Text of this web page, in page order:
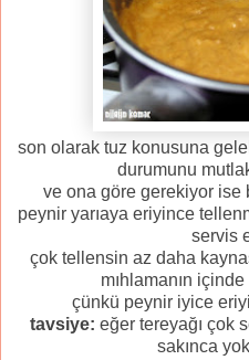
son olarak tuz konusuna
durumunu
ve ona göre gerekiyor ise
peynir yarıaya eriyince
servis
çok tellensin az daha
mıhlamanın
çünkü peynir iyice
tavsiye: eğer tereyağı çok
sakınca